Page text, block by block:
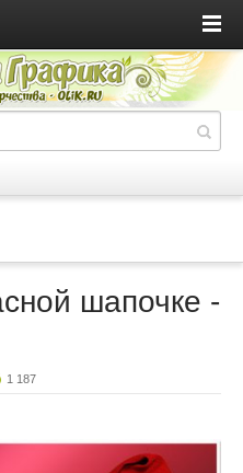
шапочке -
1 187